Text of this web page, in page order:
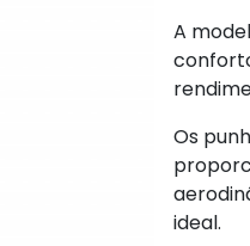
A
Os
ideal.